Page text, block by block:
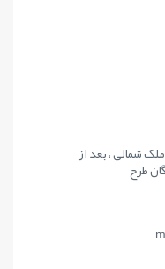
شمالی ، بعد از